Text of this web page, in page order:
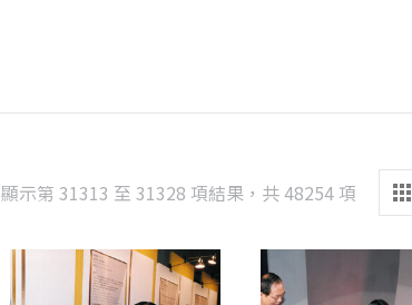
顯示第 31313 至 31328 項結果，共 48254 項 Sorted
latest